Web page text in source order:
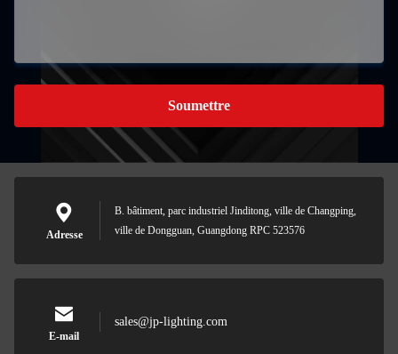
Soumettre
Adresse
B. bâtiment, parc industriel Jinditong, ville de Changping,
ville de Dongguan, Guangdong RPC 523576
E-mail
sales@jp-lighting.com